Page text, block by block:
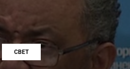
СВЕТ